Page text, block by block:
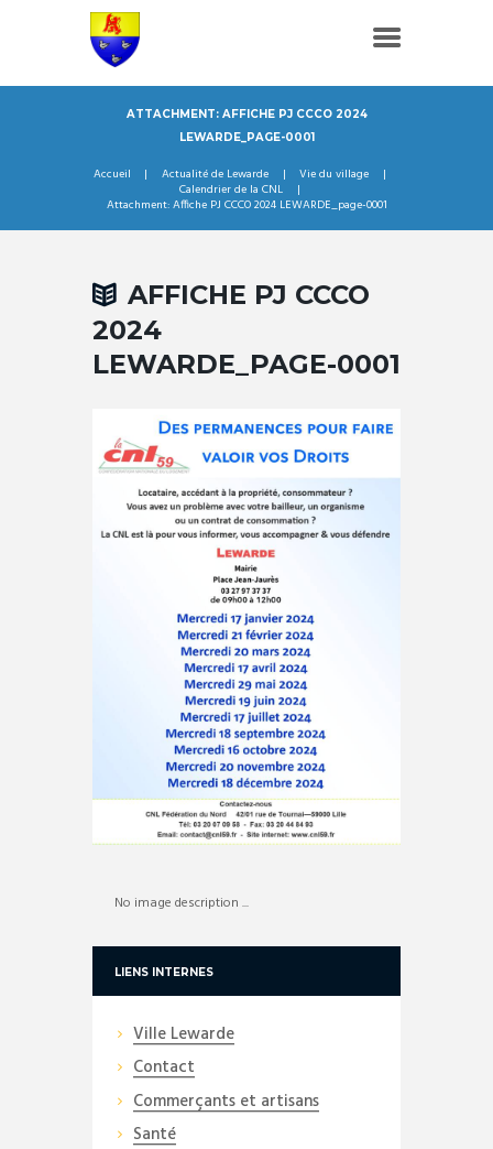
ATTACHMENT: AFFICHE PJ CCCO 2024
LEWARDE_PAGE-0001
Accueil Actualité de Lewarde
Vie du village
Calendrier de la CNL
Attachment: Affiche PJ CCCO 2024 LEWARDE_page-0001
AFFICHE PJ CCCO
2024
LEWARDE_PAGE-0001
No image description ...
LIENS INTERNES
Ville Lewarde
Contact
Commerçants et artisans
Santé